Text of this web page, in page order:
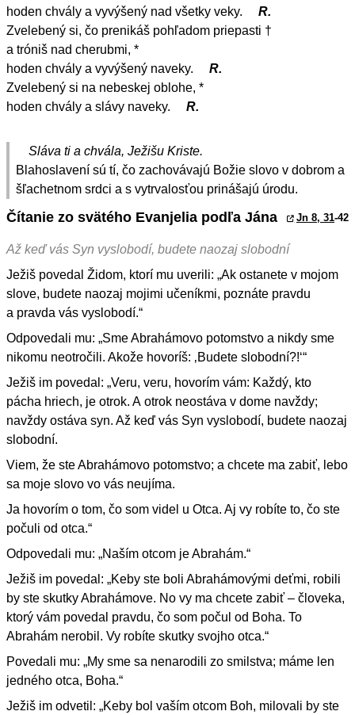
hoden chvály a vyvýšený nad všetky veky.
R.
Zvelebený si, čo prenikáš pohľadom priepasti †
a tróniš nad cherubmi, *
hoden chvály a vyvýšený naveky.
R.
Zvelebený si na nebeskej oblohe, *
hoden chvály a slávy naveky.
R.
Sláva ti a chvála, Ježišu Kriste.
Blahoslavení sú tí, čo zachovávajú Božie slovo v dobrom a
šľachetnom srdci a s vytrvalosťou prinášajú úrodu.
Čítanie zo svätého Evanjelia podľa Jána Jn 8, 31-42
Až keď vás Syn vyslobodí, budete naozaj slobodní
Ježiš povedal Židom, ktorí mu uverili: „Ak ostanete v mojom
slove, budete naozaj mojimi učeníkmi, poznáte pravdu
a pravda vás vyslobodí.“
Odpovedali mu: „Sme Abrahámovo potomstvo a nikdy sme
nikomu neotročili. Akože hovoríš: ‚Budete slobodní?!‘“
Ježiš im povedal: „Veru, veru, hovorím vám: Každý, kto
pácha hriech, je otrok. A otrok neostáva v dome navždy;
navždy ostáva syn. Až keď vás Syn vyslobodí, budete naozaj
slobodní.
Viem, že ste Abrahámovo potomstvo; a chcete ma zabiť, lebo
sa moje slovo vo vás neujíma.
Ja hovorím o tom, čo som videl u Otca. Aj vy robíte to, čo ste
počuli od otca.“
Odpovedali mu: „Naším otcom je Abrahám.“
Ježiš im povedal: „Keby ste boli Abrahámovými deťmi, robili
by ste skutky Abrahámove. No vy ma chcete zabiť – človeka,
ktorý vám povedal pravdu, čo som počul od Boha. To
Abrahám nerobil. Vy robíte skutky svojho otca.“
Povedali mu: „My sme sa nenarodili zo smilstva; máme len
jedného otca, Boha.“
Ježiš im odvetil: „Keby bol vaším otcom Boh, milovali by ste